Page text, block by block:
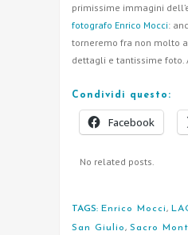
primissime immagini
fotografo Enrico Mocci:
torneremo fra non molto
dettagli e tantissime foto.
Condividi questo:
Facebook
No related posts.
TAGS: Enrico Mocci,
San Giulio, Sacro